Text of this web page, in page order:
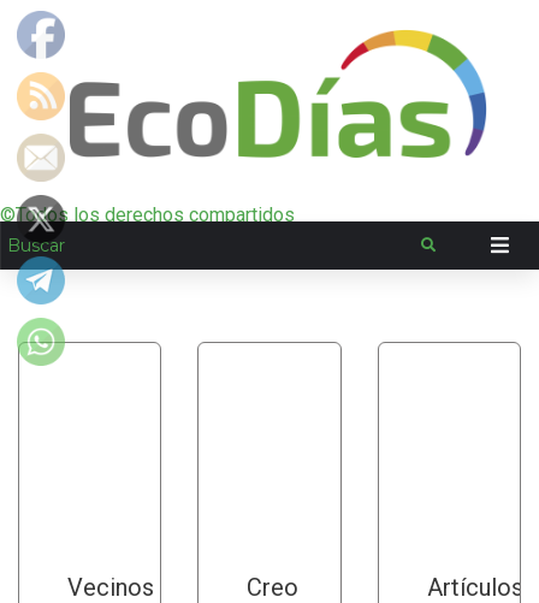
©Todos los derechos compartidos
Vecinos
Creo
Artículos